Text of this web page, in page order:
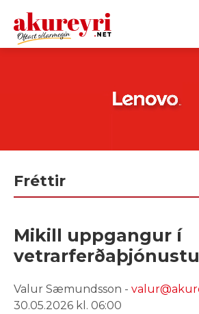
Fréttir
Mikill uppgangur í
vetrarferðaþjónustu
Valur Sæmundsson -
30.05.2026 kl. 06:00